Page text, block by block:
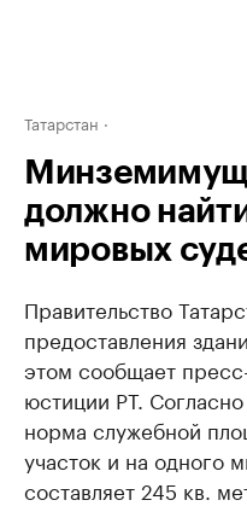
Татарстан
должно
мировых
Правительство
предоставления
этом сообщает
юстиции РТ.
норма служебной
участок и на одного
составляет 245 кв.